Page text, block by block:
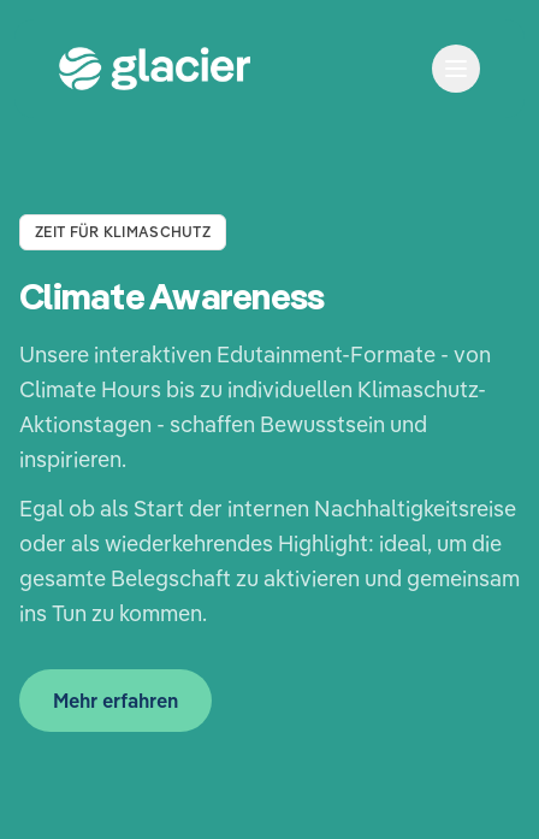
ZEIT FÜR KLIMASCHUTZ
Climate Awareness
Unsere interaktiven Edutainment-Formate - von
Climate Hours bis zu individuellen Klimaschutz-
Aktionstagen - schaffen Bewusstsein und
inspirieren.
Egal ob als Start der internen Nachhaltigkeitsreise
oder als wiederkehrendes Highlight: ideal, um die
gesamte Belegschaft zu aktivieren und gemeinsam
ins Tun zu kommen.
Mehr erfahren